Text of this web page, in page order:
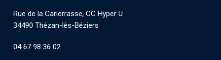
Rue de la Carierrasse, CC Hyper U
34490 Thézan-lès-Béziers
04 67 98 36 02